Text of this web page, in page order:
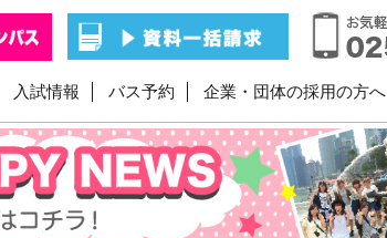
入試情報 バス予約 企業・団体の採用の方へ